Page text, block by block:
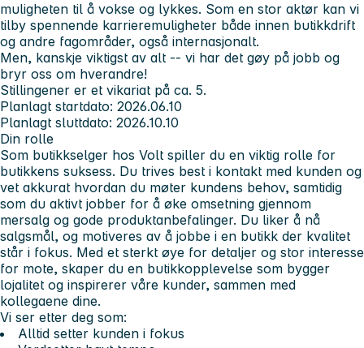
muligheten til å vokse og lykkes. Som en stor aktør kan vi
tilby spennende karrieremuligheter både innen butikkdrift
og andre fagområder, også internasjonalt.
Men, kanskje viktigst av alt -- vi har det gøy på jobb og
bryr oss om hverandre!
Stillingener er et vikariat på ca. 5.
Planlagt startdato: 2026.06.10
Planlagt sluttdato: 2026.10.10
Din rolle
Som butikkselger hos Volt spiller du en viktig rolle for
butikkens suksess. Du trives best i kontakt med kunden og
vet akkurat hvordan du møter kundens behov, samtidig
som du aktivt jobber for å øke omsetning gjennom
mersalg og gode produktanbefalinger. Du liker å nå
salgsmål, og motiveres av å jobbe i en butikk der kvalitet
står i fokus. Med et sterkt øye for detaljer og stor interesse
for mote, skaper du en butikkopplevelse som bygger
lojalitet og inspirerer våre kunder, sammen med
kollegaene dine.
Vi ser etter deg som:
Alltid setter kunden i fokus